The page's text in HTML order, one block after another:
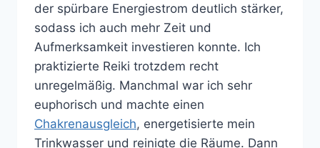
der spürbare Energiestrom deutlich stärker,
sodass ich auch mehr Zeit und
Aufmerksamkeit investieren konnte. Ich
praktizierte Reiki trotzdem recht
unregelmäßig. Manchmal war ich sehr
euphorisch und machte einen
Chakrenausgleich, energetisierte mein
Trinkwasser und reinigte die Räume. Dann